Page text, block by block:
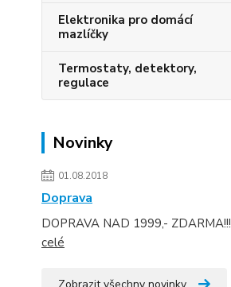
Elektronika pro domácí
mazlíčky
Termostaty, detektory,
regulace
Novinky
01.08.2018
Doprava
DOPRAVA NAD 1999,- ZDARMA!!!
celé